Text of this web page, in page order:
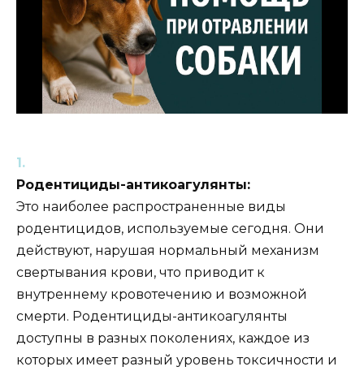
Родентициды-антикоагулянты:
Это наиболее распространенные виды
родентицидов, используемые сегодня. Они
действуют, нарушая нормальный механизм
свертывания крови, что приводит к
внутреннему кровотечению и возможной
смерти. Родентициды-антикоагулянты
доступны в разных поколениях, каждое из
которых имеет разный уровень токсичности и